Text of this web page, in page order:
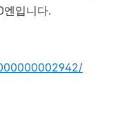
입니다.